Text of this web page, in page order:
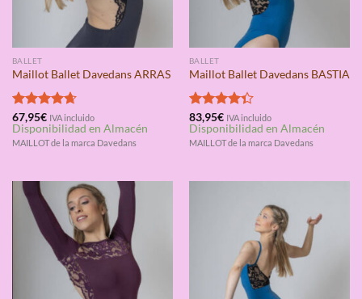
BALLET
Maillot Ballet Davedans ARRAS
Valorado
con4.67
de 5
67,95€ IVA incluido
Disponibilidad en Almacén
MAILLOT de la marca Davedans
BALLET
Maillot Ballet Davedans BASTIA
Valorado
con4.33
de 5
83,95€ IVA incluido
Disponibilidad en Almacén
MAILLOT de la marca Davedans